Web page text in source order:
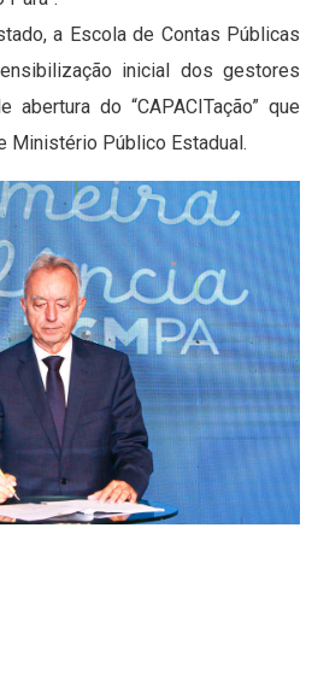
a Escola de Contas Públicas
inicial dos gestores
do “CAPACITação” que
Ministério Público Estadual.